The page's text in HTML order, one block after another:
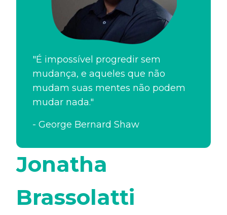
"É impossível progredir sem
mudança, e aqueles que não
mudam suas mentes não podem
mudar nada."
- George Bernard Shaw
Jonatha
Brassolatti